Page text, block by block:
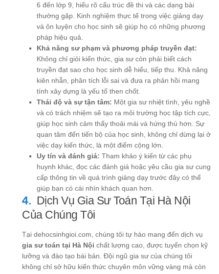
6 đến lớp 9, hiểu rõ cấu trúc đề thi và các dạng bài
thường gặp. Kinh nghiệm thực tế trong việc giảng dạy
và ôn luyện cho học sinh sẽ giúp họ có những phương
pháp hiệu quả.
Khả năng sư phạm và phương pháp truyền đạt:
Không chỉ giỏi kiến thức, gia sư còn phải biết cách
truyền đạt sao cho học sinh dễ hiểu, tiếp thu. Khả năng
kiên nhẫn, phân tích lỗi sai và đưa ra phản hồi mang
tính xây dựng là yếu tố then chốt.
Thái độ và sự tận tâm: Một gia sư nhiệt tình, yêu nghề
và có trách nhiệm sẽ tạo ra môi trường học tập tích cực,
giúp học sinh cảm thấy thoải mái và hứng thú hơn. Sự
quan tâm đến tiến bộ của học sinh, không chỉ dừng lại ở
việc dạy kiến thức, là một điểm cộng lớn.
Uy tín và đánh giá: Tham khảo ý kiến từ các phụ
huynh khác, đọc các đánh giá hoặc yêu cầu gia sư cung
cấp thông tin về quá trình giảng dạy trước đây có thể
giúp bạn có cái nhìn khách quan hơn.
Dịch Vụ Gia Sư Toán Tại Hà Nội
Của Chúng Tôi
Tại dehocsinhgioi.com, chúng tôi tự hào mang đến dịch vụ
gia sư toán tại Hà Nội chất lượng cao, được tuyển chọn kỹ
lưỡng và đào tạo bài bản. Đội ngũ gia sư của chúng tôi
không chỉ sở hữu kiến thức chuyên môn vững vàng mà còn